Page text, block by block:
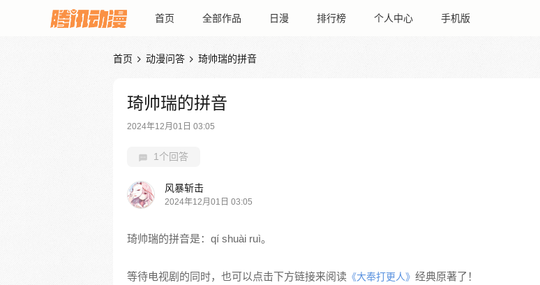
首页 全部作品 日漫 排行榜 个人中心 手机版
首页  动漫问答  琦帅瑞的拼音
琦帅瑞的拼音
2024年12月01日 03:05
1个回答
风暴斩击
2024年12月01日 03:05
琦帅瑞的拼音是：qí shuài ruì。
等待电视剧的同时，也可以点击下方链接来阅读 《大奉打更人》 经典原著了！